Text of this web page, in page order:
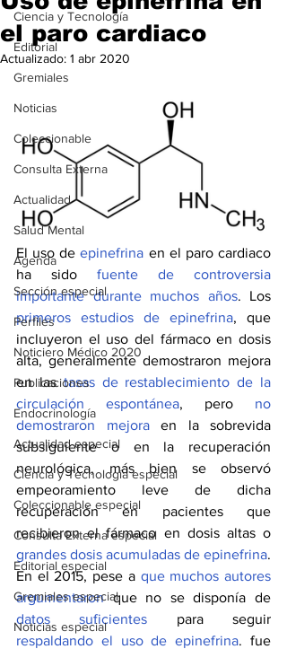
Ciencia y Tecnología
Editorial
Gremiales
Noticias
Coleccionable
Consulta Externa
Actualidad
Salud Mental
Agenda
Sección especial
Perfiles
Noticiero Médico 2020
Publicaciones
Endocrinología
Actualidad especial
Ciencia y Tecnología especial
Coleccionable especial
Consulta Externa especial
Editorial especial
Gremiales especial
Noticias especial
el paro cardiaco
Actualizado: 1 abr 2020
El uso de epinefrina en el paro cardiaco
ha sido fuente de controversia
importante durante muchos años
primeros estudios de epinefrina, que
incluyeron el uso del fármaco en dosis
alta, generalmente demostraron mejora
en las tasas de restablecimiento de la
circulación espontánea, pero no
demostraron mejora en la sobrevida
subsiguiente o en la recuperación
neurológica, más bien se observó
empeoramiento leve de dicha
recuperación en pacientes que
grandes dosis acumuladas de epinefrina.
En el 2015, pese a que muchos autores
argumentaron
datos suficientes
respaldando el uso de epinefrina